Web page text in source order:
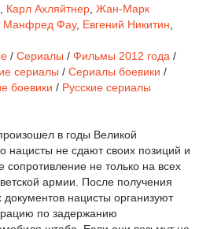
Карл Ахляйтнер Жан-Марк
Манфред Фау, Евгений Никитин
/ Сериалы / Фильмы 2012 года /
сериалы / Сериалы боевики /
боевики / Русские сериалы
в годы Великой
нацисты не сдают своих позиций и
сопротивление не только на всех
армии. После получения
нацисты организуют
по задержанию